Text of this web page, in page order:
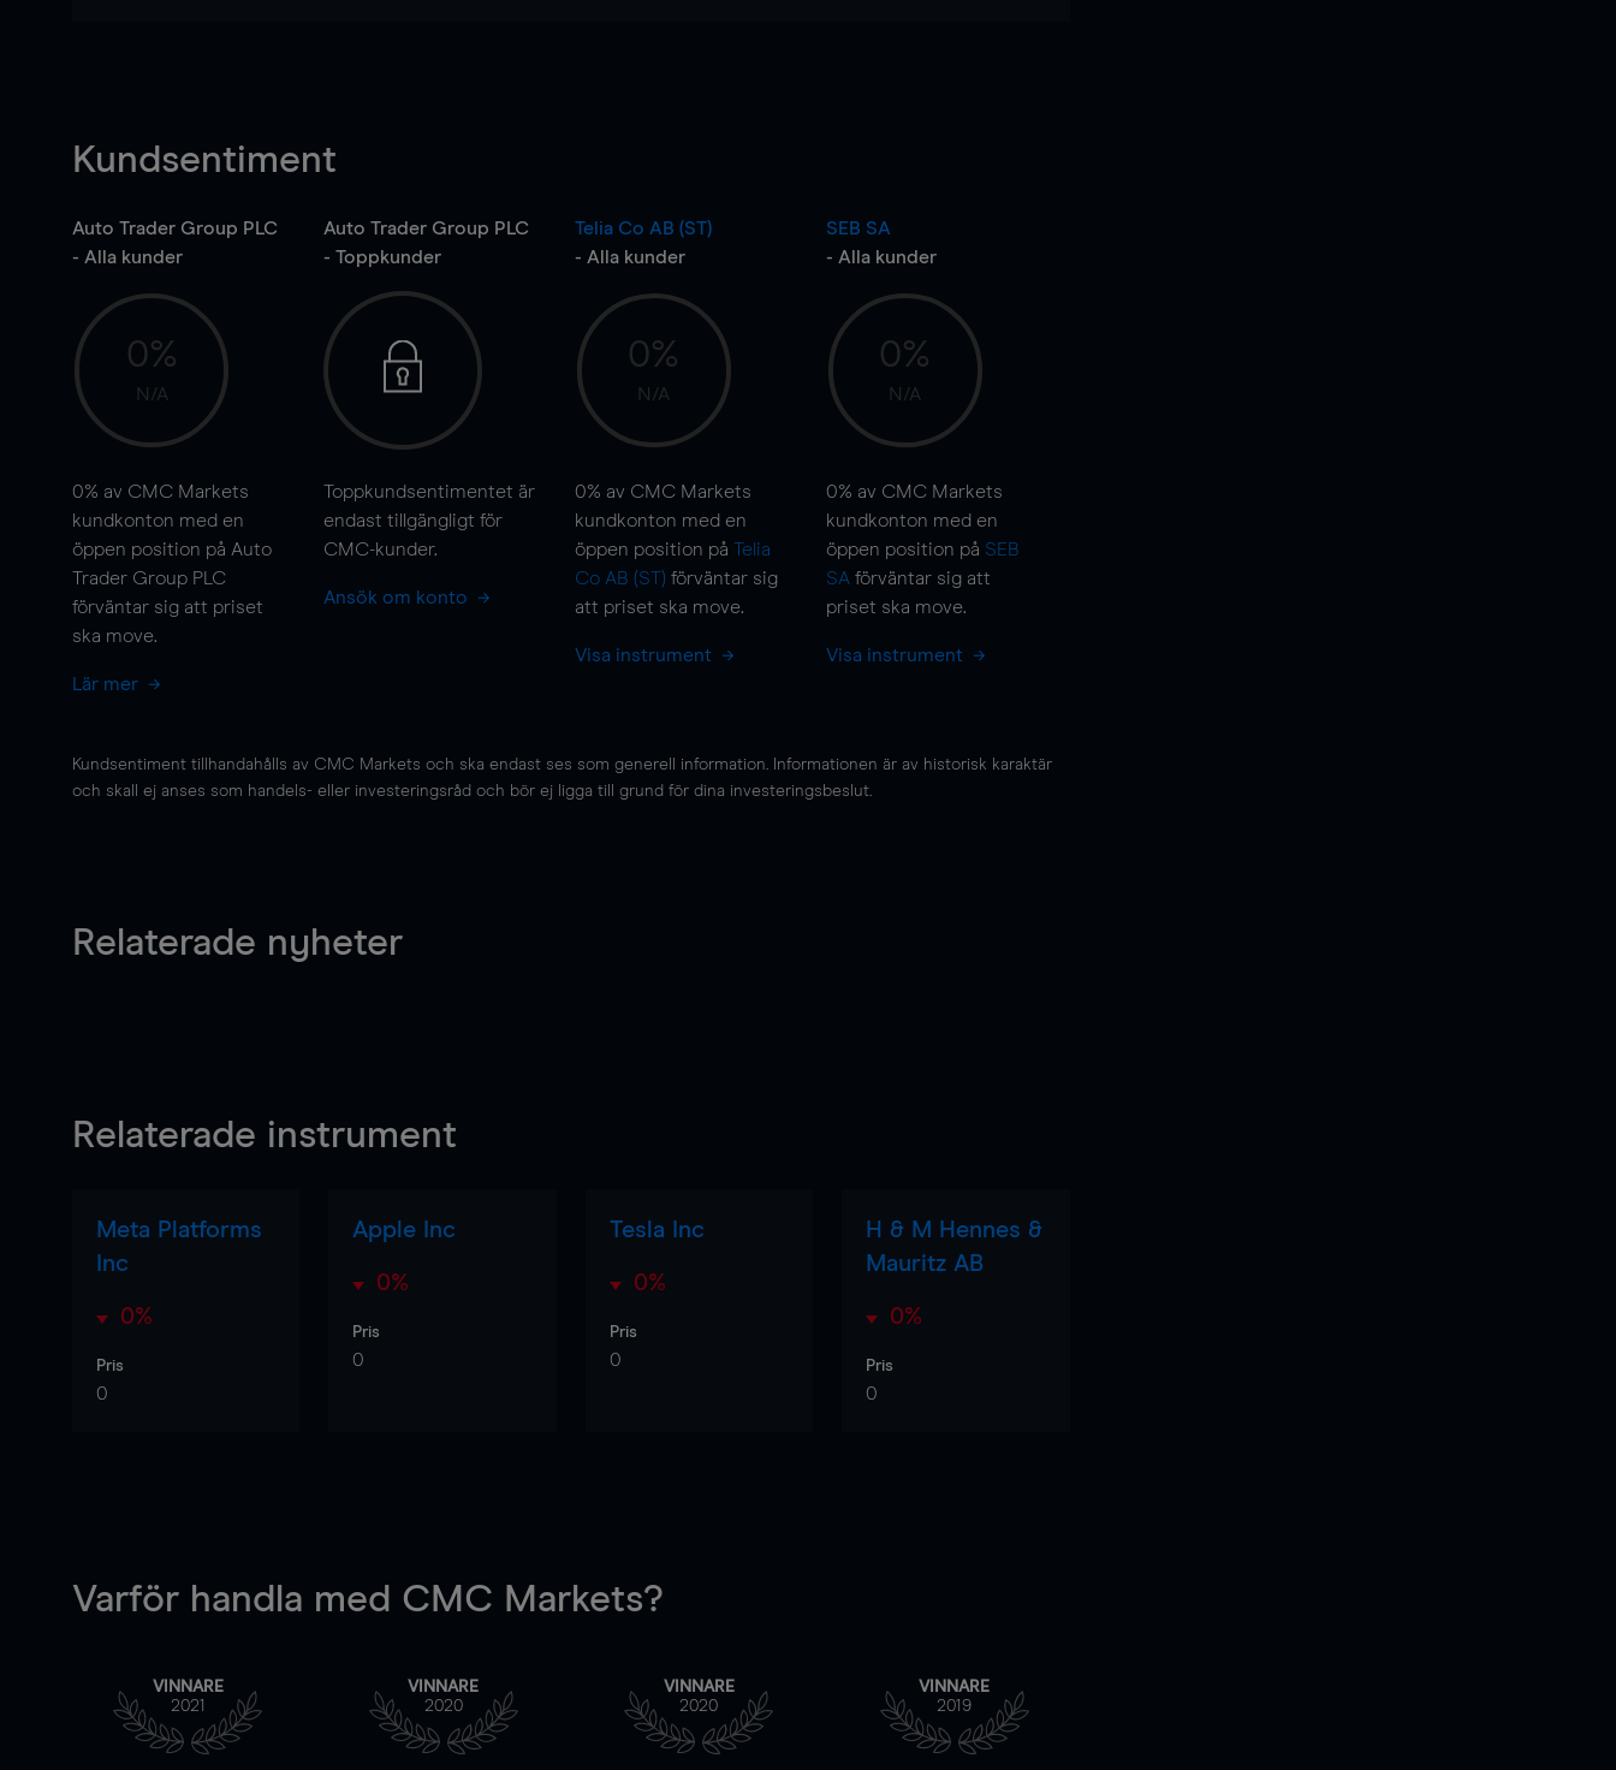
Kundsentiment
Auto Trader Group PLC
- Alla kunder
0%
N/A
0% av CMC Markets
kundkonton med en
öppen position på Auto
Trader Group PLC
förväntar sig att priset
ska move.
Lär mer
Auto Trader Group PLC
- Toppkunder
Toppkundsentimentet är
endast tillgängligt för
CMC-kunder.
Ansök om konto
Telia Co AB (ST)
- Alla kunder
0%
N/A
0% av CMC Markets
kundkonton med en
öppen position på Telia
Co AB (ST) förväntar sig
att priset ska move.
Visa instrument
SEB SA
- Alla kunder
0%
N/A
0% av CMC Markets
kundkonton med en
öppen position på SEB
SA förväntar sig att
priset ska move.
Visa instrument
Kundsentiment tillhandahålls av CMC Markets och ska endast ses som generell information. Informationen är av historisk karaktär
och skall ej anses som handels- eller investeringsråd och bör ej ligga till grund för dina investeringsbeslut.
Relaterade nyheter
Relaterade instrument
Meta Platforms
Inc
0%
Pris
0
Apple Inc
0%
Pris
0
Tesla Inc
0%
Pris
0
H & M Hennes &
Mauritz AB
0%
Pris
0
Varför handla med CMC Markets?
VINNARE
2021
VINNARE
2020
VINNARE
2020
VINNARE
2019